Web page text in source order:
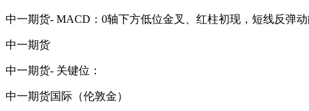
中一期货- MACD：0轴下方低位金叉、红柱初现，短线反弹动
中一期货
中一期货- 关键位：
中一期货国际（伦敦金）